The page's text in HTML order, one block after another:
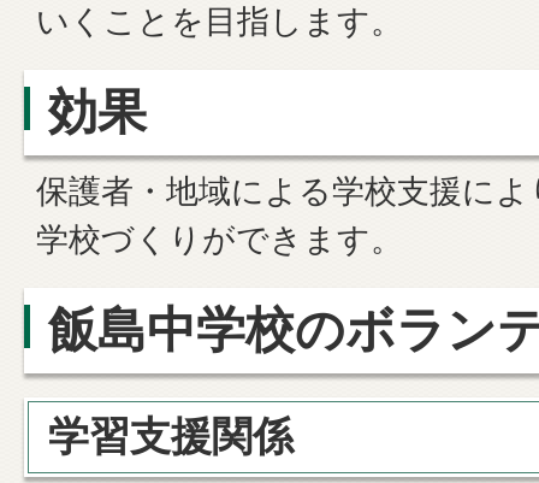
いくことを目指します。
効果
保護者・地域による学校支援に
学校づくりができます。
飯島中学校のボラン
学習支援関係